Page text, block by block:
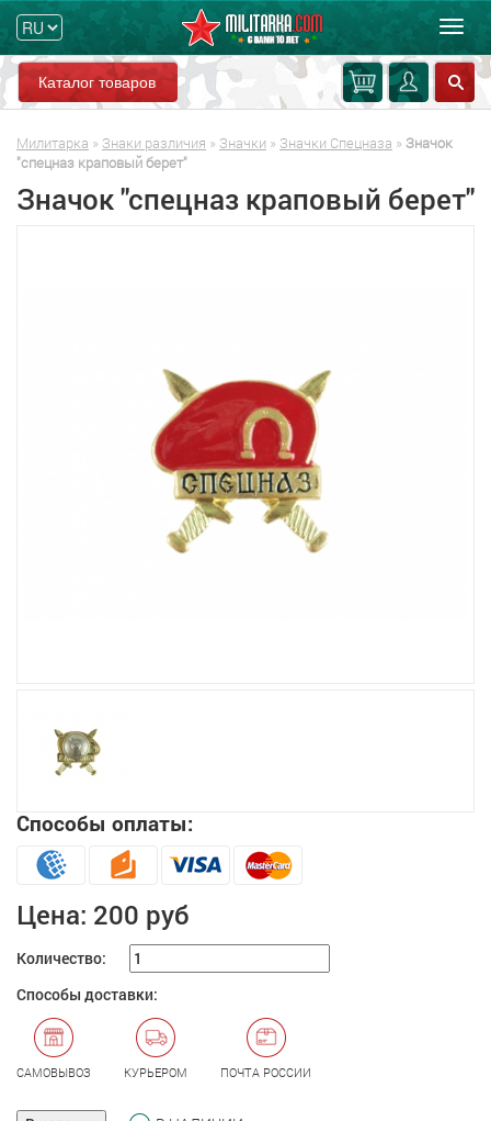
Каталог товаров
Милитарка » Знаки различия » Значки » Значки Спецназа » Значок
"спецназ краповый берет"
Значок "спецназ краповый берет"
Способы оплаты:
Цена: 200 руб
Количество:
Способы доставки:
САМОВЫВОЗ КУРЬЕРОМ ПОЧТА РОССИИ